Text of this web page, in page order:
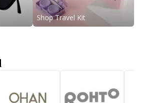
Shop Travel Kit